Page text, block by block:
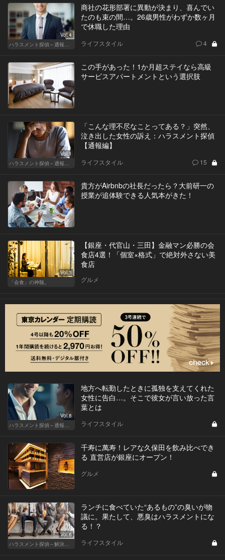
Vol.4
ハラスメント探偵～通報編～
商社の花形部署に異動が決まり、喜んでい
たのも束の間…。26歳男性がわずか数ヶ月
で休職した理由
ライフスタイル 4
この手があった！1か月超ステイなら高級
サービスアパートメントという選択肢
Vol.1
ハラスメント探偵～通報編～
「こんな理不尽なことってある？」突然、
泣き出した女性の訴え：ハラスメント探偵
【通報編】
ライフスタイル 15
貴方がAirbnbの社長だったら？大前研一の
授業が追体験できる人気本がきた！
Vol.3
「会食」の神髄。
【銀座・代官山・三田】金融マン必勝の会
食店4選！「個室×格式」で絶対外さない美
食店
グルメ
Vol.8
ハラスメント探偵～通報編～
地方へ転勤したときに孤独を支えてくれた
女性に告白…。そこで彼女が言い放った言
葉とは
ライフスタイル
千寿に萬寿！レアな久保田を飲み比べでき
る 直営店が銀座にオープン！
グルメ
Vol.6
ハラスメント探偵～解決編～
ランチに食べていた“あるもの”の臭いが物
議に。果たして、悪臭はハラスメントにな
る！？
ライフスタイル